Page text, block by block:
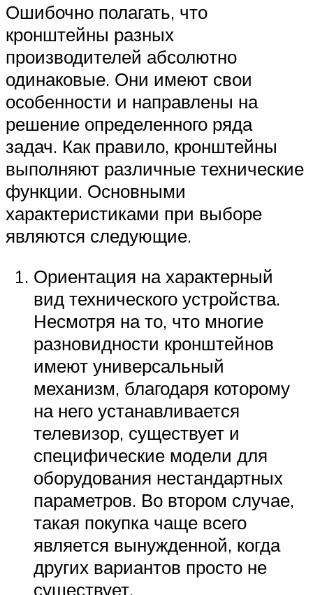
Ошибочно полагать, что
кронштейны разных
производителей абсолютно
одинаковые. Они имеют свои
особенности и направлены на
решение определенного ряда
задач. Как правило, кронштейны
выполняют различные технические
функции. Основными
характеристиками при выборе
являются следующие.
Ориентация на характерный
вид технического устройства.
Несмотря на то, что многие
разновидности кронштейнов
имеют универсальный
механизм, благодаря которому
на него устанавливается
телевизор, существует и
специфические модели для
оборудования нестандартных
параметров. Во втором случае,
такая покупка чаще всего
является вынужденной, когда
других вариантов просто не
существует.